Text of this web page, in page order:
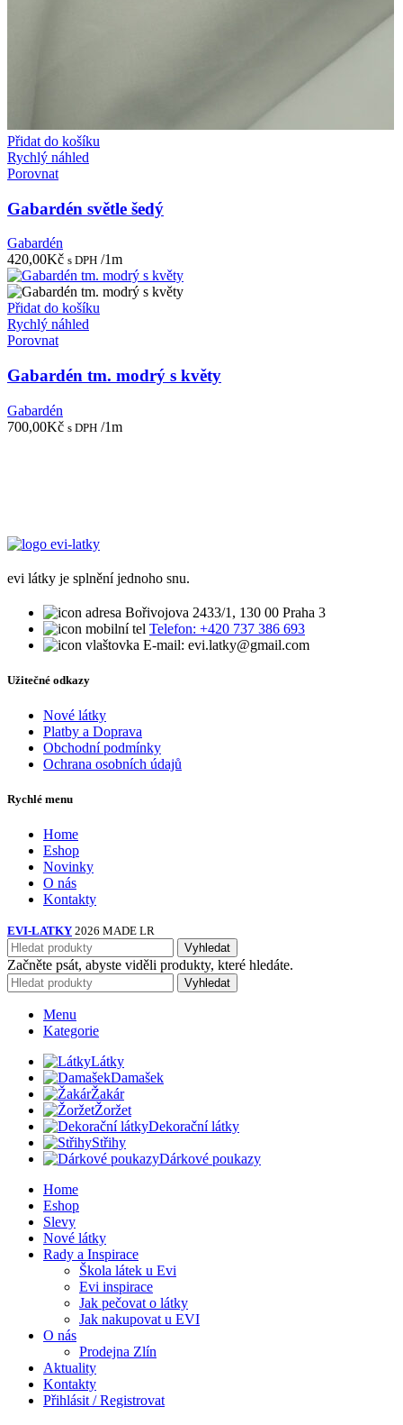
Přidat do košíku
Rychlý náhled
Porovnat
Gabardén světle šedý
Gabardén
420,00Kč s DPH /1m
Přidat do košíku
Rychlý náhled
Porovnat
Gabardén tm. modrý s květy
Gabardén
700,00Kč s DPH /1m
evi látky je splnění jednoho snu.
Bořivojova 2433/1, 130 00 Praha 3
Telefon: +420 737 386 693
E-mail: evi.latky@gmail.com
Užitečné odkazy
Nové látky
Platby a Doprava
Obchodní podmínky
Ochrana osobních údajů
Rychlé menu
Home
Eshop
Novinky
O nás
Kontakty
EVI-LATKY 2026 MADE LR
Vyhledat
Začněte psát, abyste viděli produkty, které hledáte.
Vyhledat
Menu
Kategorie
Látky
Damašek
Žakár
Žoržet
Dekorační látky
Střihy
Dárkové poukazy
Home
Eshop
Slevy
Nové látky
Rady a Inspirace
Škola látek u Evi
Evi inspirace
Jak pečovat o látky
Jak nakupovat u EVI
O nás
Prodejna Zlín
Aktuality
Kontakty
Přihlásit / Registrovat